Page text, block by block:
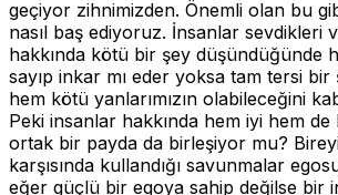
geçiyor zihnimizden. Önemli olan bu
nasıl baş ediyoruz. İnsanlar sevdikleri
hakkında kötü bir şey düşündüğünde
sayıp inkar mı eder yoksa tam tersi bir
hem kötü yanlarımızın olabileceğini
Peki insanlar hakkında hem iyi hem
ortak bir payda da birleşiyor mu?
karşısında kullandığı savunmalar
eğer güçlü bir egoya sahip değilse bir